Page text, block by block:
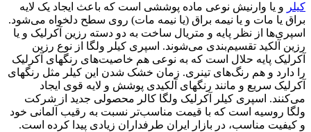
کیلر و یا وارنیش نوعی ماده پوششی است که باعث ایجاد یک لایه
براق یا مات و یا نیمه براق (یا نیمه مات) روی سطح دلخواه می‌شود.
اسپری‌ها از نظر پایه و متریال ساخت به دو دسته رزین آکرلیک و یا
رزین آلکید تقسیم‌بندی می‌شوند. اسپری کیلر ولگا از نوع رزین
آکرلیک پایه حلال است که به نوعی هم خاصیت‌های رنگهای آکرلیک
را دارد و هم رنگ‌های تینری. زمان خشک شدن این کیلر مثل رنگهای
آکرلیک سریع و مانند رنگهای آلکیدی پوشش و لایه قوی ایجاد
می‌کنند. اسپری کیلر آکرلیک ولگا کالر محصولی جدید از شرکت
ولگا روسیه است که با قیمت مناسب‌تر نسبت به رقیب آلمانی خود
و کیفیت مناسب، در بازار ایران طرفداران زیادی پیدا کرده است.